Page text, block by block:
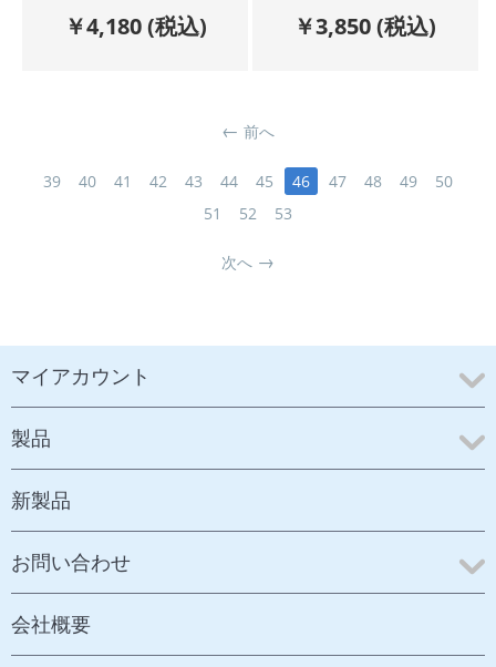
￥4,180(税込) ￥3,850(税込)
前へ
39 40 41 42 43 44 45 46 47 48 49
50
51
52 53
次へ
マイアカウント
製品
新製品
お問い合わせ
会社概要